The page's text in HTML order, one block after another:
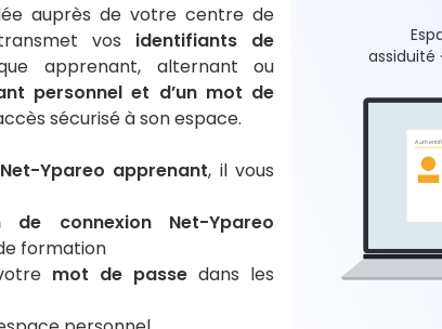
auprès de votre centre de
vos identifiants de
apprenant, alternant ou
personnel et d’un mot de
sécurisé à son espace.
Ypareo apprenant, il vous
de connexion Net-Ypareo
formation
mot de passe dans les
assiduité
Authentifi